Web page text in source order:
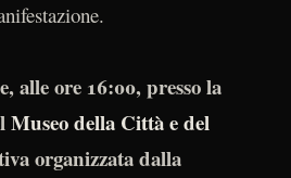
alle ore 16:00, presso la
Museo della Città e del
organizzata dalla